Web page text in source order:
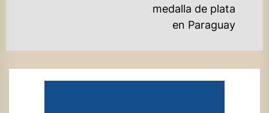
medalla de plata
en Paraguay